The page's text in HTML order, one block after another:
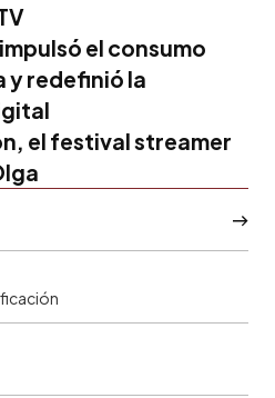
el consumo
redefinió la
el festival streamer